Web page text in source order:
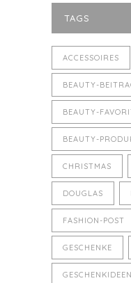
TAGS
ACCESSOIRES
BEAUTY-
BEAUTY-
BEAUTY-
CHRISTMAS
DOUGLAS
FASHION-POST
GESCHENKE
GESCHENKIDEEN